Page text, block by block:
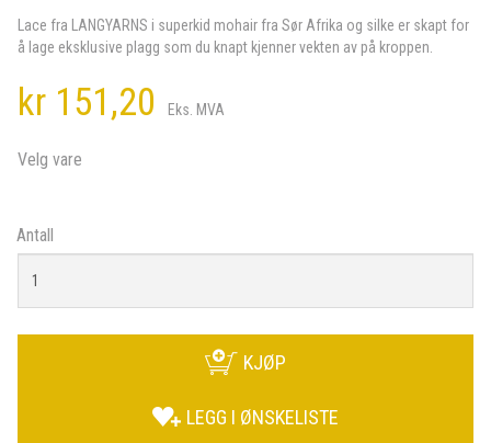
Lace fra LANGYARNS i superkid mohair fra Sør Afrika og silke er skapt for
å lage eksklusive plagg som du knapt kjenner vekten av på kroppen.
kr 151,20 Eks. MVA
Velg vare
Antall
KJØP
LEGG I ØNSKELISTE